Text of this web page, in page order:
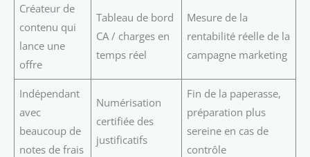
Créateur de
contenu qui
lance une
offre
Tableau de bord
CA / charges en
temps réel
Mesure de la
rentabilité réelle de la
campagne marketing
Indépendant
avec
beaucoup de
notes de frais
Numérisation
certifiée des
justificatifs
Fin de la paperasse,
préparation plus
sereine en cas de
contrôle